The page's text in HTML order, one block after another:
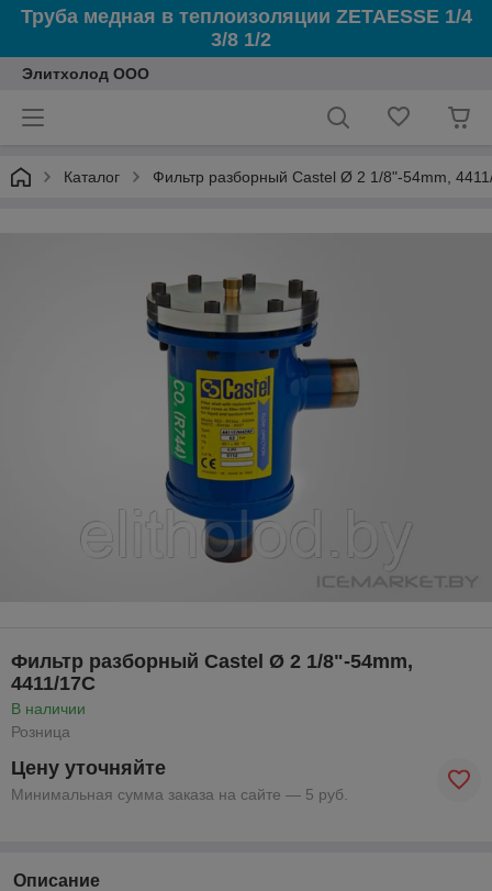
Труба медная в теплоизоляции ZETAESSE 1/4
3/8 1/2
Элитхолод ООО
Каталог Фильтр разборный Castel Ø 2 1/8"-54mm,
Фильтр разборный Castel Ø 2 1/8"-54mm,
4411/17C
В наличии
Розница
Цену уточняйте
Минимальная сумма заказа на сайте — 5 руб.
Описание